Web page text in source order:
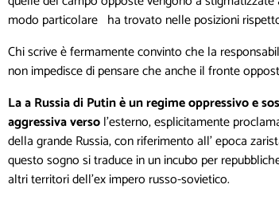
modo particolare ha trovato nelle posizioni
Chi scrive è fermamente convinto che la
non impedisce di pensare che anche il fronte
La a Russia di Putin è un regime oppressivo e
aggressiva versol’esterno, esplicitamente
della grande Russia, con riferimento all’ epoca
questo sogno si traduce in un incubo per
altri territori dell’ex impero russo-sovietico.